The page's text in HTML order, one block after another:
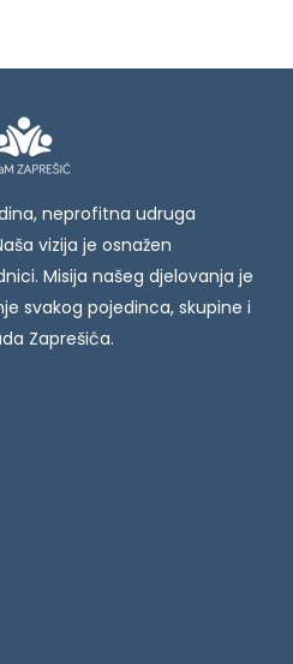
neprofitna udruga
vizija je osnažen
Misija našeg djelovanja je
svakog pojedinca, skupine i
Zaprešića.